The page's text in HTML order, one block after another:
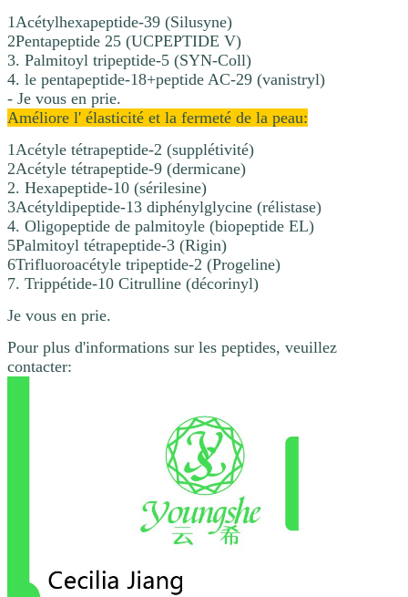
1Acétylhexapeptide-39 (Silusyne)
2Pentapeptide 25 (UCPEPTIDE V)
3. Palmitoyl tripeptide-5 (SYN-Coll)
4. le pentapeptide-18+peptide AC-29 (vanistryl)
- Je vous en prie.
Améliore l' élasticité et la fermeté de la peau:
1Acétyle tétrapeptide-2 (supplétivité)
2Acétyle tétrapeptide-9 (dermicane)
2. Hexapeptide-10 (sérilesine)
3Acétyldipeptide-13 diphénylglycine (rélistase)
4. Oligopeptide de palmitoyle (biopeptide EL)
5Palmitoyl tétrapeptide-3 (Rigin)
6Trifluoroacétyle tripeptide-2 (Progeline)
7. Trippétide-10 Citrulline (décorinyl)
Je vous en prie.
Pour plus d'informations sur les peptides, veuillez
contacter: